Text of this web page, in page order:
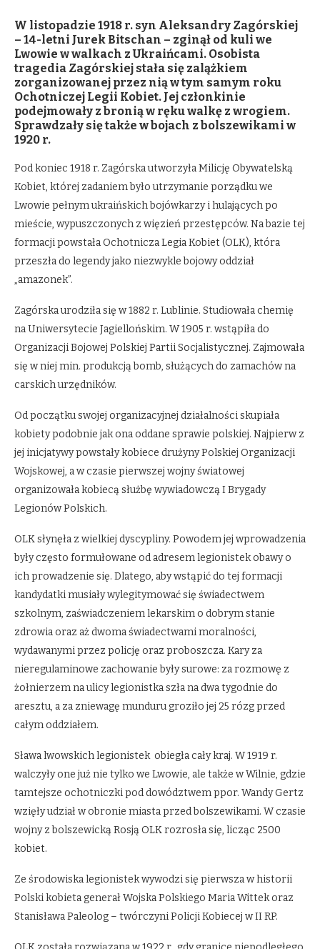
W listopadzie 1918 r. syn Aleksandry Zagórskiej
– 14-letni Jurek Bitschan – zginął od kuli we
Lwowie w walkach z Ukraińcami. Osobista
tragedia Zagórskiej stała się zalążkiem
zorganizowanej przez nią w tym samym roku
Ochotniczej Legii Kobiet. Jej członkinie
podejmowały z bronią w ręku walkę z wrogiem.
Sprawdzały się także w bojach z bolszewikami w
1920 r.
Pod koniec 1918 r. Zagórska utworzyła Milicję Obywatelską
Kobiet, której zadaniem było utrzymanie porządku we
Lwowie pełnym ukraińskich bojówkarzy i hulających po
mieście, wypuszczonych z więzień przestępców. Na bazie tej
formacji powstała Ochotnicza Legia Kobiet (OLK), która
przeszła do legendy jako niezwykle bojowy oddział
„amazonek”.
Zagórska urodziła się w 1882 r. Lublinie. Studiowała chemię
na Uniwersytecie Jagiellońskim. W 1905 r. wstąpiła do
Organizacji Bojowej Polskiej Partii Socjalistycznej. Zajmowała
się w niej min. produkcją bomb, służących do zamachów na
carskich urzędników.
Od początku swojej organizacyjnej działalności skupiała
kobiety podobnie jak ona oddane sprawie polskiej. Najpierw z
jej inicjatywy powstały kobiece drużyny Polskiej Organizacji
Wojskowej, a w czasie pierwszej wojny światowej
organizowała kobiecą służbę wywiadowczą I Brygady
Legionów Polskich.
OLK słynęła z wielkiej dyscypliny. Powodem jej wprowadzenia
były często formułowane od adresem legionistek obawy o
ich prowadzenie się. Dlatego, aby wstąpić do tej formacji
kandydatki musiały wylegitymować się świadectwem
szkolnym, zaświadczeniem lekarskim o dobrym stanie
zdrowia oraz aż dwoma świadectwami moralności,
wydawanymi przez policję oraz proboszcza. Kary za
nieregulaminowe zachowanie były surowe: za rozmowę z
żołnierzem na ulicy legionistka szła na dwa tygodnie do
aresztu, a za zniewagę munduru groziło jej 25 rózg przed
całym oddziałem.
Sława lwowskich legionistek obiegła cały kraj. W 1919 r.
walczyły one już nie tylko we Lwowie, ale także w Wilnie, gdzie
tamtejsze ochotniczki pod dowództwem ppor. Wandy Gertz
wzięły udział w obronie miasta przed bolszewikami. W czasie
wojny z bolszewicką Rosją OLK rozrosła się, licząc 2500
kobiet.
Ze środowiska legionistek wywodzi się pierwsza w historii
Polski kobieta generał Wojska Polskiego Maria Wittek oraz
Stanisława Paleolog – twórczyni Policji Kobiecej w II RP.